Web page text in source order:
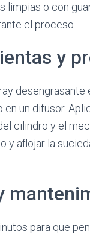
limpias o con
el proceso.
y
un difusor.
cilindro y el
y aflojar la
para que